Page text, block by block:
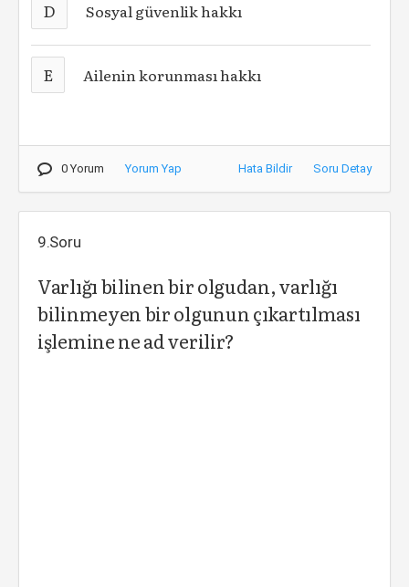
D Sosyal güvenlik hakkı
E Ailenin korunması hakkı
0 Yorum Yorum Yap Hata Bildir Soru Detay
9.Soru
Varlığı bilinen bir olgudan, varlığı
bilinmeyen bir olgunun çıkartılması
işlemine ne ad verilir?